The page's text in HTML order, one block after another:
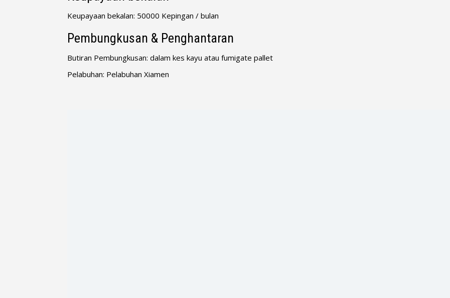
Keupayaan bekalan: 50000 Kepingan / bulan
Pembungkusan & Penghantaran
Butiran Pembungkusan: dalam kes kayu atau fumigate pallet
Pelabuhan: Pelabuhan Xiamen